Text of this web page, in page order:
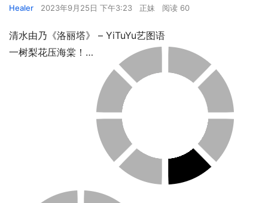
Healer 2023年9月25日 下午3:23 正妹 阅读 60
清水由乃《洛丽塔》 – YiTuYu艺图语
一树梨花压海棠！…